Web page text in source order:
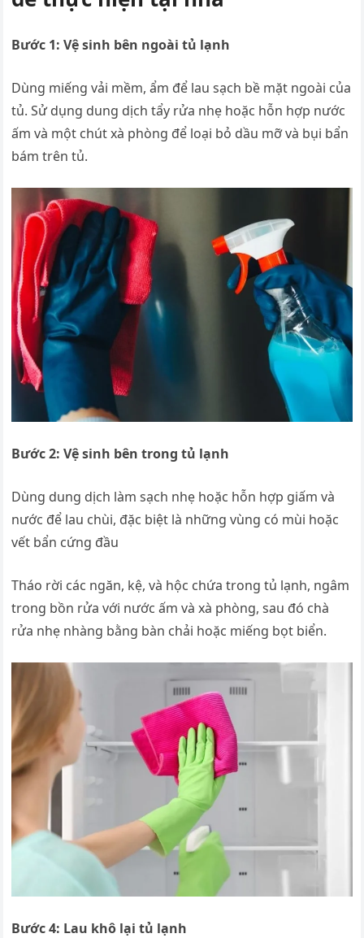
Bước 1: Vệ sinh bên ngoài tủ lạnh
Dùng miếng vải mềm, ẩm để lau sạch bề mặt ngoài của
tủ. Sử dụng dung dịch tẩy rửa nhẹ hoặc hỗn hợp nước
ấm và một chút xà phòng để loại bỏ dầu mỡ và bụi bẩn
bám trên tủ.
Bước 2: Vệ sinh bên trong tủ lạnh
Dùng dung dịch làm sạch nhẹ hoặc hỗn hợp giấm và
nước để lau chùi, đặc biệt là những vùng có mùi hoặc
vết bẩn cứng đầu
Tháo rời các ngăn, kệ, và hộc chứa trong tủ lạnh, ngâm
trong bồn rửa với nước ấm và xà phòng, sau đó chà
rửa nhẹ nhàng bằng bàn chải hoặc miếng bọt biển.
Bước 4: Lau khô lại tủ lạnh